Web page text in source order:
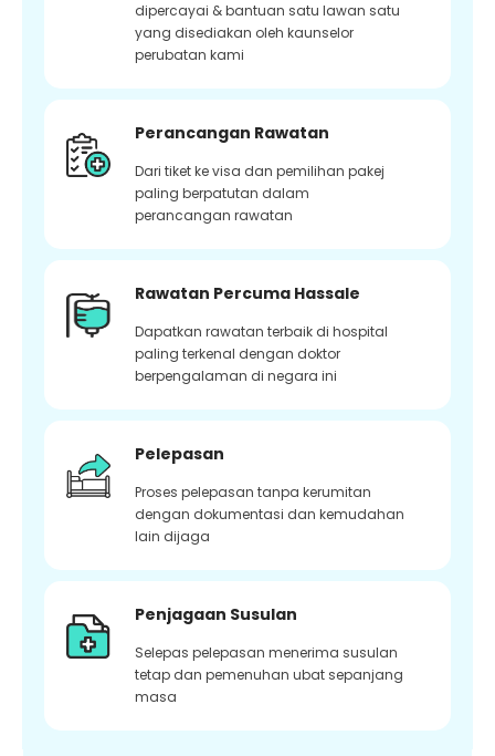
dipercayai & bantuan satu lawan satu
yang disediakan oleh kaunselor
perubatan kami
Perancangan Rawatan
Dari tiket ke visa dan pemilihan pakej
paling berpatutan dalam
perancangan rawatan
Rawatan Percuma Hassale
Dapatkan rawatan terbaik di hospital
paling terkenal dengan doktor
berpengalaman di negara ini
Pelepasan
Proses pelepasan tanpa kerumitan
dengan dokumentasi dan kemudahan
lain dijaga
Penjagaan Susulan
Selepas pelepasan menerima susulan
tetap dan pemenuhan ubat sepanjang
masa